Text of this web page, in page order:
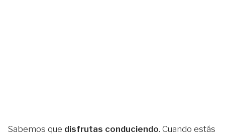
Sabemos que disfrutas conduciendo. Cuando estás